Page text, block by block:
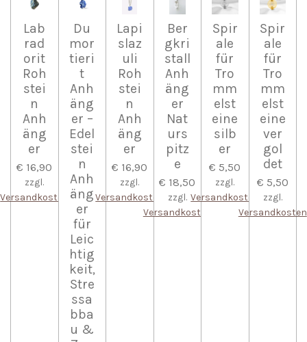
Lab
rad
orit
Roh
stei
n
Anh
äng
er
€ 16,90
zzgl.
Versandkosten
Du
mor
tieri
t
Anh
äng
er –
Edel
stei
n
Anh
äng
er
für
Leic
htig
keit,
Stre
ssa
bba
u &
Lapi
slaz
uli
Roh
stei
n
Anh
äng
er
€ 16,90
zzgl.
Versandkosten
Ber
gkri
stall
Anh
äng
er
Nat
urs
pitz
e
€ 18,50
zzgl.
Versandkosten
Spir
ale
für
Tro
mm
elst
eine
silb
er
€ 5,50
zzgl.
Versandkosten
Spir
ale
für
Tro
mm
elst
eine
ver
gol
det
€ 5,50
zzgl.
Versandkosten